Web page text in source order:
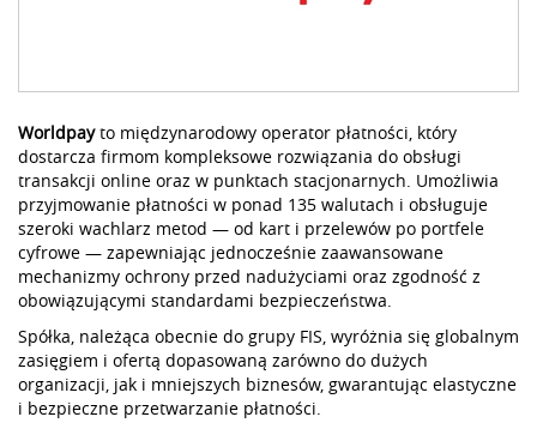
Worldpayto międzynarodowy operator płatności, który
dostarcza firmom kompleksowe rozwiązania do obsługi
transakcji online oraz w punktach stacjonarnych. Umożliwia
przyjmowanie płatności w ponad 135 walutach i obsługuje
szeroki wachlarz metod — od kart i przelewów po portfele
cyfrowe — zapewniając jednocześnie zaawansowane
mechanizmy ochrony przed nadużyciami oraz zgodność z
obowiązującymi standardami bezpieczeństwa.
Spółka, należąca obecnie do grupy FIS, wyróżnia się globalnym
zasięgiem i ofertą dopasowaną zarówno do dużych
organizacji, jak i mniejszych biznesów, gwarantując elastyczne
i bezpieczne przetwarzanie płatności.